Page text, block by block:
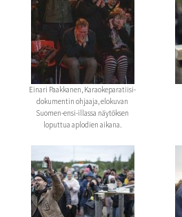
Einari Paakkanen, Karaokeparatiisi-
dokumentin ohjaaja, elokuvan
Suomen-ensi-illassa näytöksen
loputtua aplodien aikana.